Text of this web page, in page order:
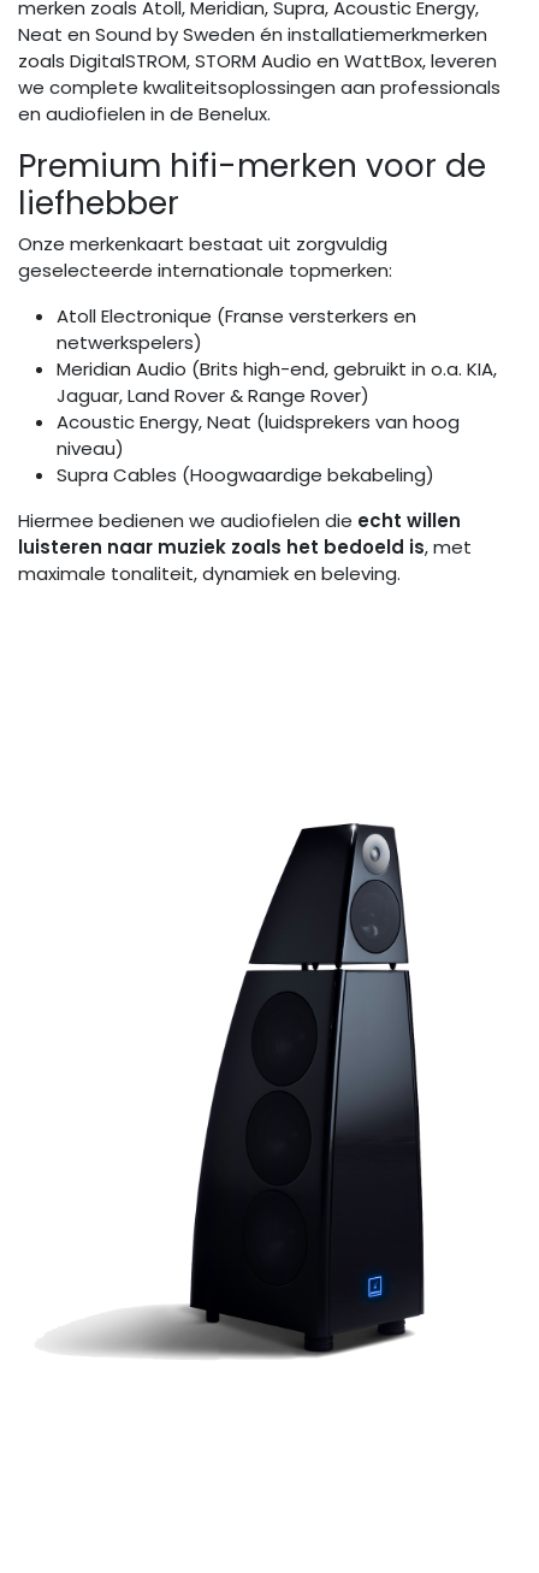
merken zoals Atoll, Meridian, Supra, Acoustic Energy,
Neat en Sound by Sweden én installatiemerkmerken
zoals DigitalSTROM, STORM Audio en WattBox, leveren
we complete kwaliteitsoplossingen aan professionals
en audiofielen in de Benelux.
Premium hifi-merken voor de
liefhebber
Onze merkenkaart bestaat uit zorgvuldig
geselecteerde internationale topmerken:
Atoll Electronique (Franse versterkers en
netwerkspelers)
Meridian Audio (Brits high-end, gebruikt in o.a. KIA,
Jaguar, Land Rover & Range Rover)
Acoustic Energy, Neat (luidsprekers van hoog
niveau)
Supra Cables (Hoogwaardige bekabeling)
Hiermee bedienen we audiofielen die echt willen
luisteren naar muziek zoals het bedoeld is, met
maximale tonaliteit, dynamiek en beleving.